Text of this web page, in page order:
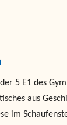
5 E1 des
aus
im